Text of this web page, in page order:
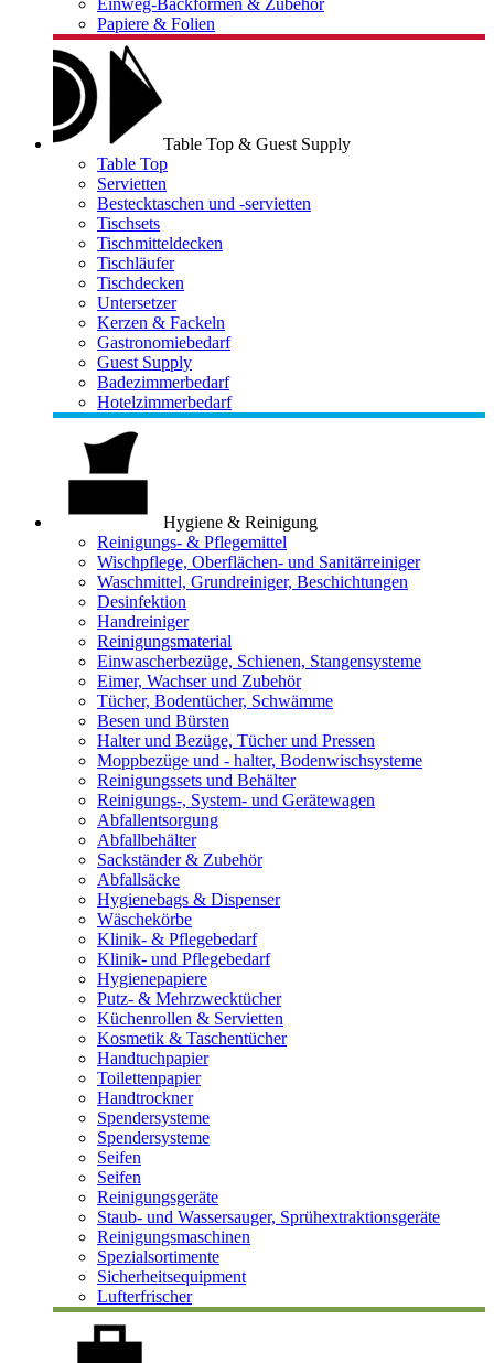
Einweg-Backformen & Zubehör
Papiere & Folien
Table Top & Guest Supply
Table Top
Servietten
Bestecktaschen und -servietten
Tischsets
Tischmitteldecken
Tischläufer
Tischdecken
Untersetzer
Kerzen & Fackeln
Gastronomiebedarf
Guest Supply
Badezimmerbedarf
Hotelzimmerbedarf
Hygiene & Reinigung
Reinigungs- & Pflegemittel
Wischpflege, Oberflächen- und Sanitärreiniger
Waschmittel, Grundreiniger, Beschichtungen
Desinfektion
Handreiniger
Reinigungsmaterial
Einwascherbezüge, Schienen, Stangensysteme
Eimer, Wachser und Zubehör
Tücher, Bodentücher, Schwämme
Besen und Bürsten
Halter und Bezüge, Tücher und Pressen
Moppbezüge und - halter, Bodenwischsysteme
Reinigungssets und Behälter
Reinigungs-, System- und Gerätewagen
Abfallentsorgung
Abfallbehälter
Sackständer & Zubehör
Abfallsäcke
Hygienebags & Dispenser
Wäschekörbe
Klinik- & Pflegebedarf
Klinik- und Pflegebedarf
Hygienepapiere
Putz- & Mehrzwecktücher
Küchenrollen & Servietten
Kosmetik & Taschentücher
Handtuchpapier
Toilettenpapier
Handtrockner
Spendersysteme
Spendersysteme
Seifen
Seifen
Reinigungsgeräte
Staub- und Wassersauger, Sprühextraktionsgeräte
Reinigungsmaschinen
Spezialsortimente
Sicherheitsequipment
Lufterfrischer